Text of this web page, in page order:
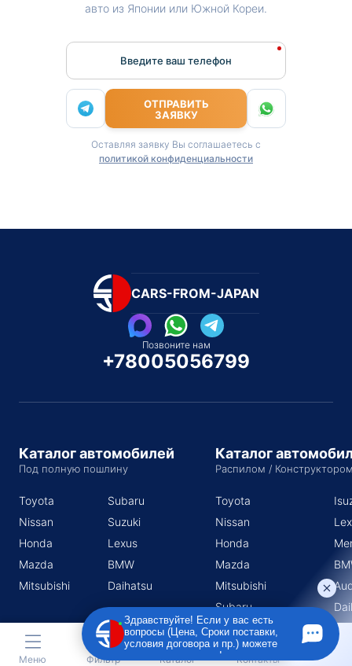
авто из Японии или Южной Кореи.
Введите ваш телефон
ОТПРАВИТЬ
ЗАЯВКУ
Оставляя заявку Вы соглашаетесь с
политикой конфиденциальности
CARS-FROM-JAPAN
Позвоните нам
+78005056799
Каталог автомобилей
Под полную пошлину
Toyota
Nissan
Honda
Mazda
Mitsubishi
Subaru
Suzuki
Lexus
BMW
Daihatsu
Каталог
Распилом /
Toyota
Nissan
Honda
Mazda
Mitsubishi
Subaru
Suzuki
Меню Фильтр Каталог Контакты
Здравствуйте! Если у вас есть
вопросы (Цена, Сроки поставки,
условия договора и пр.) можете
задать их мне в чат!